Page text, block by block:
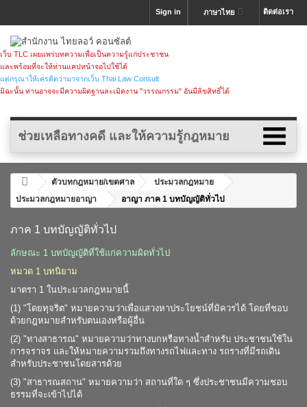
ติดต่อเรา
ภาษาไทย
Sign in
เว็บ TLC เผยแพร่บทความเพื่อเป็นความรู้แก่ประชาชน
และพร้อมที่จะให้ท่านแคปหน้าจอไปใช้ได้
แต่กรุณาให้เครดิตว่ามาจากเว็บ Thai Law Consult
มิฉะนั้น ท่านอาจจะมีความผิดฐานละเมิดงาน "วรรณกรรม" อันมีลิขสิทธิ์ได้
ช่วยเหลือทางคดี และให้ความรู้กฎหมาย
ตัวบทกฎหมาย/เขตศาล
ประมวลกฎหมาย
ประมวลกฎหมายอาญา
อาญา ภาค 1 บทบัญญัติทั่วไป
ภาค 1 บทบัญญัติทั่วไป
ลักษณะ 1 บทบัญญัติที่ใช้แก่ความผิดทั่วไป
หมวด 1 บทนิยาม
มาตรา 1 ในประมวลกฎหมายนี้
(1) "โดยทุจริต" หมายความว่าเพื่อแสวงหาประโยชน์ที่มิควรได้ โดยที่ชอบ
ด้วยกฎหมายสำหรับตนเองหรือผู้อื่น
(2) "ทางสาธารณ" หมายความว่าทางบกหรือทางน้ำสำหรับ ประชาชนใช้ใน
การจราจร และให้หมายความรวมถึงทางรถไฟและทาง รถรางที่มีรถเดิน
สำหรับประชาชนโดยสารด้วย
(3) "สาธารณสถาน" หมายความว่า สถานที่ใด ๆ ซึ่งประชาชนมีความชอบ
ธรรมที่จะเข้าไปได้